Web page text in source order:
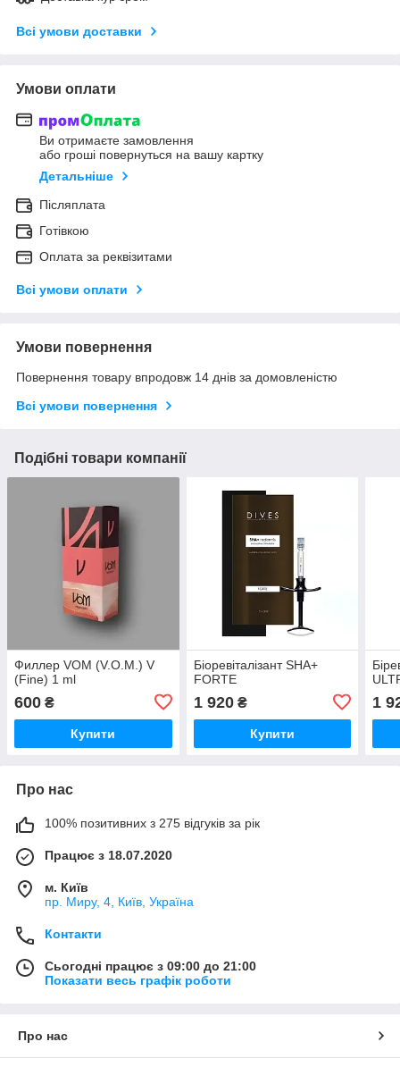
Всі умови доставки
Умови оплати
Ви отримаєте замовлення
або гроші повернуться на вашу картку
Детальніше
Післяплата
Готівкою
Оплата за реквізитами
Всі умови оплати
Умови повернення
Повернення товару впродовж 14 днів за домовленістю
Всі умови повернення
Подібні товари компанії
Филлер VOM (V.O.M.) V
(Fine) 1 ml
600 ₴
Купити
Біоревіталізант SHA+
FORTE
1 920₴
Купити
1
Про нас
100% позитивних з 275 відгуків за рік
Працює з 18.07.2020
м. Київ
пр. Миру, 4, Київ, Україна
Контакти
Сьогодні працює з 09:00 до 21:00
Показати весь графік роботи
Про нас